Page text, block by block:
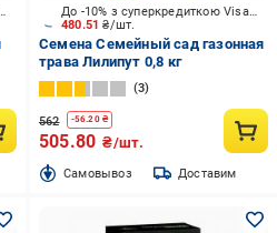
480.51₴/шт.
До -10% з суперкредиткою Visa Вигода
Семена Семейный сад газонная
трава Лилипут 0,8 кг
3
562 -56.20₴
505.80 ₴/шт.
Cамовывоз Доставим